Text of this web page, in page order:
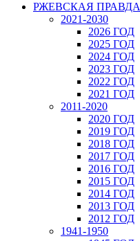
РЖЕВСКАЯ ПРАВДА
2021-2030
2026 ГОД
2025 ГОД
2024 ГОД
2023 ГОД
2022 ГОД
2021 ГОД
2011-2020
2020 ГОД
2019 ГОД
2018 ГОД
2017 ГОД
2016 ГОД
2015 ГОД
2014 ГОД
2013 ГОД
2012 ГОД
1941-1950